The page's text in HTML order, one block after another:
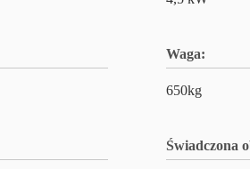
Waga:
650kg
Świadczona